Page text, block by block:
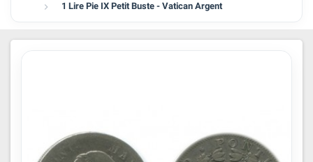
 1 Lire Pie IX Petit Buste - Vatican Argent